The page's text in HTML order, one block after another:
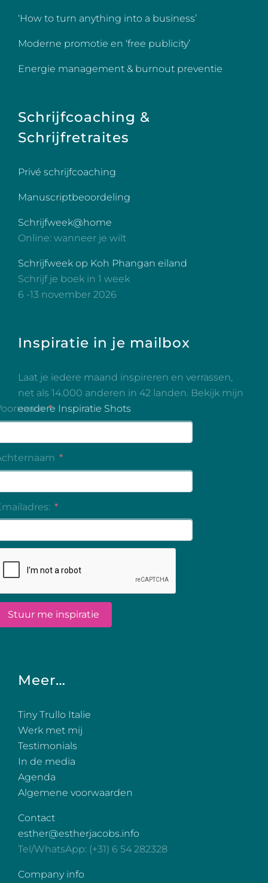
‘How to turn anything into a business’
Moderne promotie en ‘free publicity’
Energie management & burnout preventie
Schrijfcoaching &
Schrijfretraites
Privé schrijfcoaching
Manuscriptbeoordeling
Schrijfweek@home
Online: wanneer je wilt
Schrijfweek op Koh Phangan eiland
Schrijf je boek in 1 week
6 -13 november 2026
Inspiratie in je mailbox
Laat je iedere maand inspireren en verrassen,
net als 14.000 anderen in 42 landen. Bekijk mijn
eerdere Inspiratie Shots
Meer…
Tiny Trullo Italie
Werk met mij
Testimonials
In de media
Agenda
Algemene voorwaarden
Contact
esther@estherjacobs.info
Tel/WhatsApp: (+31) 6 54 282328
Company info